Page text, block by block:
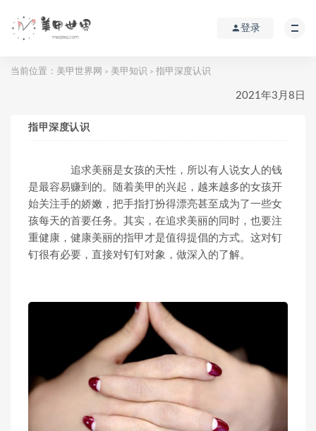
登录
当前位置： 美甲世界网 > 美甲知识 > 指甲深度认识
2021年3月8日
指甲深度认识
追求美丽是女孩的天性，所以有人说女人的钱
是最容易赚到的。随着美甲的兴起，越来越多的女孩开
始关注手的娇嫩，把手指打扮得漂亮甚至成为了一些女
孩每天的首要任务。其实，在追求美丽的同时，也要注
重健康，健康美丽的指甲才是值得提倡的方式。这对钉
钉很有必要，直接对钉钉对象，做深入的了解。